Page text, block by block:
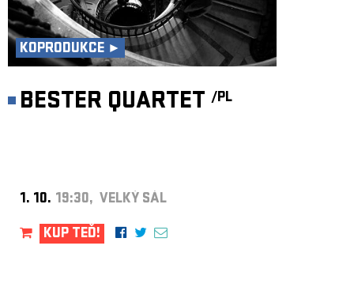
KOPRODUKCE ►
BESTER QUARTET /PL
1. 10. 19:30, VELKÝ SÁL
KUP TEĎ!